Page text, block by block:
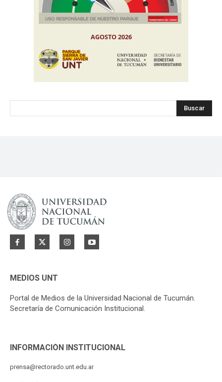
Buscar
MEDIOS UNT
Portal de Medios de la Universidad Nacional de Tucumán.
Secretaría de Comunicación Institucional.
INFORMACIÓN INSTITUCIONAL
prensa@rectorado.unt.edu.ar